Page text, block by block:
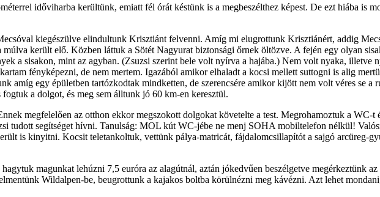
időviharba kerültünk, emiatt fél órát késtünk is a megbeszélthez képest. De ezt hiába is
kiegészülve elindultunk Krisztiánt felvenni. Amíg mi elugrottunk Krisztiánért, addig
került elő. Közben láttuk a Sötét Nagyurat biztonsági őrnek öltözve. A fején egy olyan
a sisakon, mint az agyban. (Zsuzsi szerint bele volt nyírva a hajába.) Nem volt nyaka, illetve
fényképezni, de nem mertem. Igazából amikor elhaladt a kocsi mellett suttogni is alig
amíg egy épületben tartózkodtak mindketten, de szerencsére amikor kijött nem volt véres se a
a dolgot, és meg sem álltunk jó 60 km-en keresztül.
megfelelően az otthon ekkor megszokott dolgokat követelte a test. Megrohamoztuk a WC-t
tudott segítséget hívni. Tanulság: MOL kút WC-jébe ne menj SOHA mobiltelefon nélkül!
is kinyitni. Kocsit teletankoltuk, vettünk pálya-matricát, fájdalomcsillapítót a sajgó arcüreg-
magunkat lehúzni 7,5 euróra az alagútnál, aztán jókedvűen beszélgetve megérkeztünk
Wildalpen-be, beugrottunk a kajakos boltba körülnézni meg kávézni. Azt lehet